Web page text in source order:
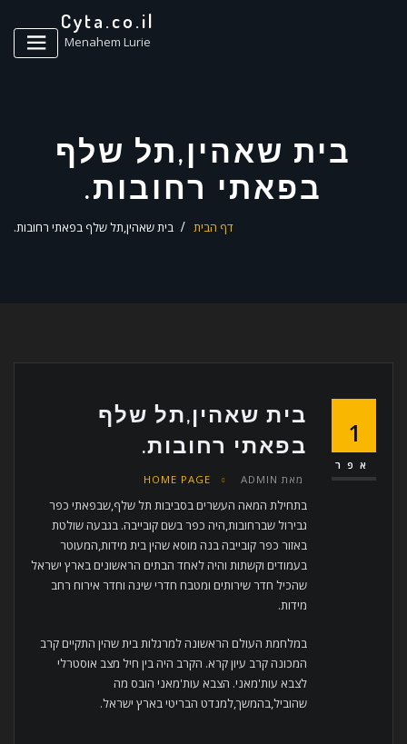
Cyta.co.il
Menahem Lurie
בית שאהין,תל שלף
בפאתי רחובות.
דף הבית בית שאהין,תל שלף בפאתי רחובות.
1
אפר
בית שאהין,תל שלף
בפאתי רחובות.
מאת ADMIN
HOME PAGE
בתחילת המאה העשרים בסביבות תל שלף,שבפאתי כפר
גבירול שברחובות,היה כפר בשם קובייבה. בגבעה שולטת
באזור כפר קובייבה בנה מוסא שהין בית מידות,המעוטר
בעמודים וקשתות והיה לאחד הבתים הראשונים בארץ ישראל
שהכיל חדר שירותים ומטבח חדרי שינה וחדר אירוח רחב
מידות.
במלחמת העולם הראשונה למרגלות בית שהין התקיים קרב
המכונה קרב עיון קרא. הקרב היה בין חיל מצב אוסטרלי
לצבא עות'מאני. הצבא עות'מאני הובס מה
שהוביל,בהמשך,למנדט הבריטי בארץ ישראל.